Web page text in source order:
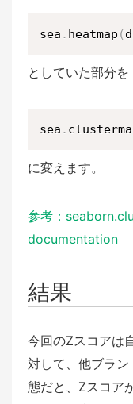
sea . heatmap (
としていた部分を
sea .
に変えます。
参考：
documentation
結果
今回のZスコアは
対して、他ブラ
態だと、Zスコア